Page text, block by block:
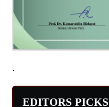
.
EDITORS PICKS